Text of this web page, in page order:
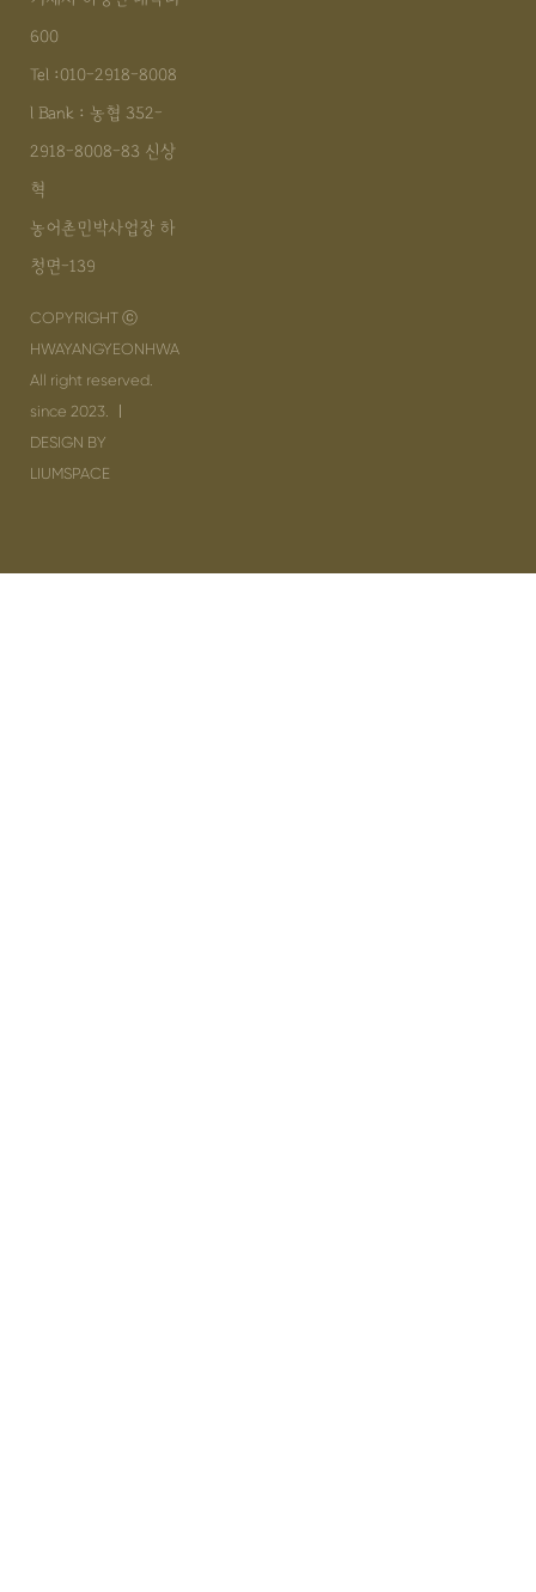
600
Tel :010-2918-8008
l Bank : 농협 352-
2918-8008-83 신상
혁
농어촌민박사업장 하
청면-139
COPYRIGHT ⓒ
HWAYANGYEONHWA
All right reserved.
since 2023. ㅣ
DESIGN BY
LIUMSPACE